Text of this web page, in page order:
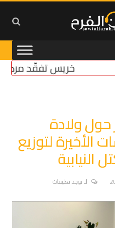
خريس تفقّد مركز
حول ولادة
الأخيرة لتوزيع
النيابية
لا توجد تعليقات